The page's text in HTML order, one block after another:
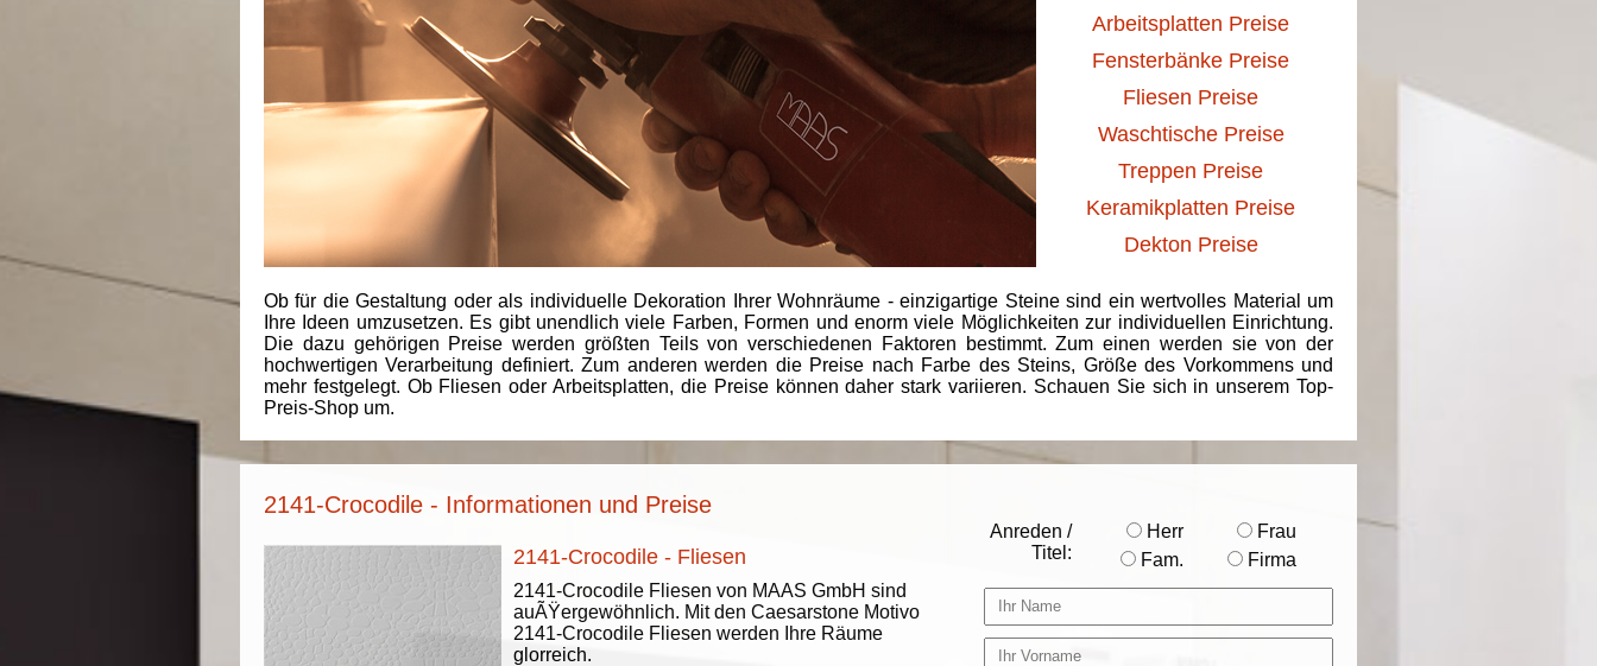
Arbeitsplatten Preise
Fensterbänke Preise
Fliesen Preise
Waschtische Preise
Treppen Preise
Keramikplatten Preise
Dekton Preise
Ob für die Gestaltung oder als individuelle Dekoration Ihrer Wohnräume - einzigartige Steine sind ein wertvolles Material um
Ihre Ideen umzusetzen. Es gibt unendlich viele Farben, Formen und enorm viele Möglichkeiten zur individuellen Einrichtung.
Die dazu gehörigen Preise werden größten Teils von verschiedenen Faktoren bestimmt. Zum einen werden sie von der
hochwertigen Verarbeitung definiert. Zum anderen werden die Preise nach Farbe des Steins, Größe des Vorkommens und
mehr festgelegt. Ob Fliesen oder Arbeitsplatten, die Preise können daher stark variieren. Schauen Sie sich in unserem Top-
Preis-Shop um.
2141-Crocodile - Informationen und Preise
2141-Crocodile - Fliesen
2141-Crocodile Fliesen von MAAS GmbH sind
auÃŸergewöhnlich. Mit den Caesarstone Motivo
2141-Crocodile Fliesen werden Ihre Räume
glorreich.
Anreden /
Titel:
Herr
Frau
Fam.
Firma